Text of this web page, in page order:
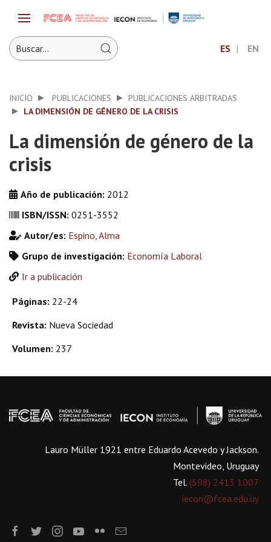
ES EN
INICIO PUBLICACIONES
PUBLICACIONES ARBITRADAS
LA DIMENSIÓN DE GÉNERO DE LA CRISIS
La dimensión de género de la
crisis
Año de publicación: 2012
ISBN/ISSN: 0251-3552
Autor/es: Espino, Alma
Grupo de investigación: Economía Laboral
Ir a publicación
Páginas: 22-24
Revista: Nueva Sociedad
Volumen: 237
Lauro Müller 1921 entre Eduardo Acevedo y Jackson.
Montevideo, Uruguay
Tel. (598) 2413 1007
iecon@fcea.edu.uy